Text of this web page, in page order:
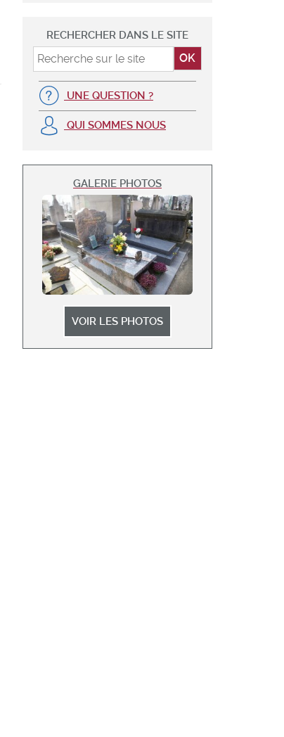
RECHERCHER DANS LE SITE
UNE QUESTION ?
QUI SOMMES NOUS
GALERIE PHOTOS
VOIR LES PHOTOS